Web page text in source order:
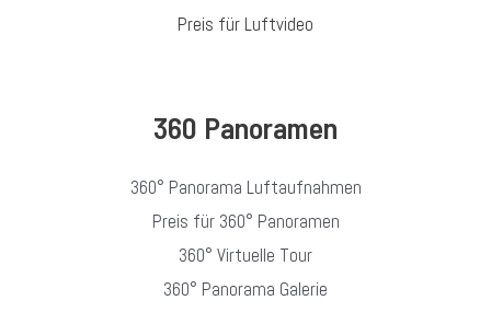
Preis für Luftvideo
360 Panoramen
360° Panorama Luftaufnahmen
Preis für 360° Panoramen
360° Virtuelle Tour
360° Panorama Galerie